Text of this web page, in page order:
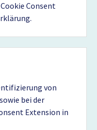
Consent
von
bei der
Extension in